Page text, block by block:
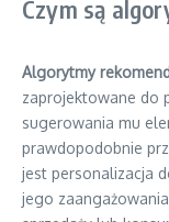
Czym są
Algorytmy
zaprojektowane do
sugerowania mu
prawdopodobnie
jest personalizacja
jego